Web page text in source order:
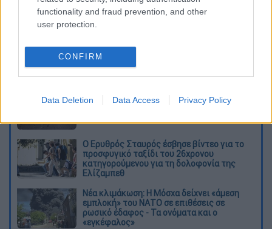
functionality and fraud prevention, and other
user protection.
CONFIRM
Data Deletion Data Access Privacy Policy
Διαβάστε ακόμη
Βοιωτία: Κλείνει το αιολικό πάρκο από
όπου ξεκίνησε η φωτιά - Στο στόχαστρο
όλα τα έργα του συλληφθέντα δημάρχου
Σοκαριστικό βίντεο από το τροχαίο στις
Σέρρες που σκοτώθηκαν μητέρα και γιος:
Ο Ερυθρός Σταυρός έσβησε βίντεο για το
προσφυγικό ταξίδι του 26χρονου
κατηγορούμενου για τη δολοφονία της
Ελίζαμπεθ
Νέα κλιμάκωση: Η Μόσχα δείχνει «άμεση
εμπλοκή» του ΝΑΤΟ σε επιθέσεις σε
ρωσικό έδαφος - Τα ονόματα και ο
«εγκέφαλος»